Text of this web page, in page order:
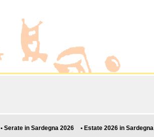
• Serate in Sardegna 2026
• Estate 2026 in Sardegna